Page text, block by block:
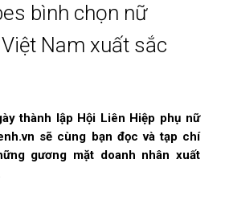
bình chọn nữ
Nam xuất sắc
thành lập Hội Liên Hiệp phụ nữ
sẽ cùng bạn đọc và tạp chí
gương mặt doanh nhân xuất